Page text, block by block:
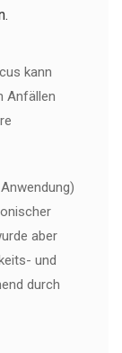
kann
Anfällen
aber
und
durch